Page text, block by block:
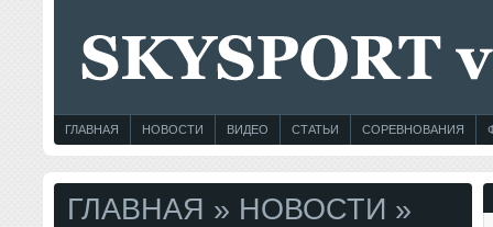
ГЛАВНАЯ НОВОСТИ ВИДЕО СТАТЬИ СОРЕВНОВАНИЯ
ГЛАВНАЯ » НОВОСТИ »